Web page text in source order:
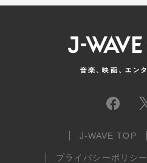
J-WAVE TOP
プライバシーポリシー